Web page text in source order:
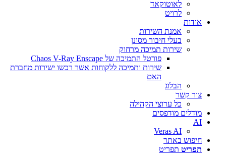
לאוטוקאד
לרויט
אודות
אמנת השירות
בעלי חיבור מסונן
שירות תמיכה מרחוק
פורטל התמיכה של Chaos V-Ray Enscape
שירות ותמיכה ללקוחות אשר רכשו ישירות מחברת
האם
הבלוג
צור קשר
כל ערוצי הקהילה
מודלים מודפסים
AI
Veras AI
חיפוש באתר
תפריט תפריט